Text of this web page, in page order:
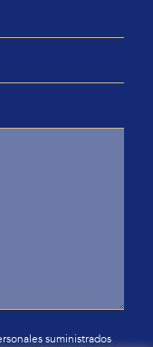
suministrados